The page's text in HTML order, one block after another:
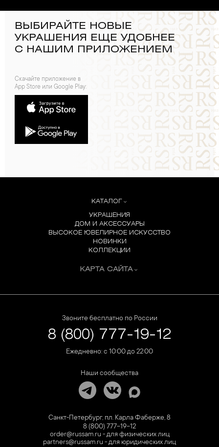
ВЫБИРАЙТЕ НОВЫЕ
УКРАШЕНИЯ ЕЩЕ УДОБНЕЕ
С НАШИМ ПРИЛОЖЕНИЕМ
Скачайте приложение в
App Store или Google Play:
КАТАЛОГ
УКРАШЕНИЯ
ДОМ И АКСЕССУАРЫ
ВЫСОКОЕ ЮВЕЛИРНОЕ ИСКУССТВО
НОВИНКИ
КОЛЛЕКЦИИ
КАРТА САЙТА
Звоните бесплатно по России
8 (800) 777-19-12
Ежедневно: с 10:00 до 22:00
Наши сообщества
Санкт-Петербург, пл. Карла Фаберже, 8
8 (800) 777-19-12
order@russam.ru - для физических лиц
partners@russam.ru - для юридических лиц